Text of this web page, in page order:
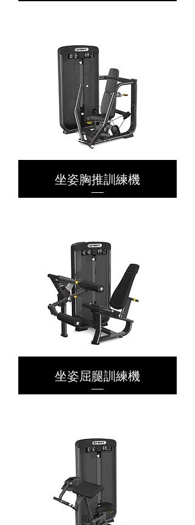
坐姿胸推訓練機
坐姿屈腿訓練機